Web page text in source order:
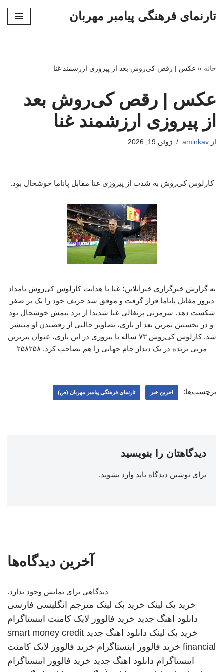
تارنمای فرهنگی پیامبر مهربان
خانه » عکس | رقص کی‌روش بعد از پیروزی ارزشمند غنا
عکس | رقص کی‌روش بعد
از پیروزی ارزشمند غنا
از aminkav ژوئن 19, 2026
کارلوس کی‌روش به شدت از پیروزی غنا مقابل پاناما خوشحال بود.
به گزارش خبرگزاری خبرآنلاین؛ غنا با هدایت کارلوس کی‌روش بامداد
دیروز مقابل پاناما قرار گرفت و موفق شد حریف خود را یک بر صفر
شکست دهد. سرمربی پرتغالی غنا شدیدا از برد تیمش خوشحال بود
و در نخستین تمرین بعد از بازی، تصاویر جالبی از رقصیدن او منتشر
شد. کارلوس کی‌روش ۷۳ ساله با پیروزی در این بازی، عنوان پیرترین
مربی برنده در یک دیدار جام جهانی را هم تصاحب کرد. ۲۵۸۲۵۸
برچسب‌ها: اخرین خبر تارنمای فرهنگی پیامبر مهربان (ص)
دیدگاهتان را بنویسید
برای نوشتن دیدگاه باید وارد بشوید.
آخرین دیدگاه‌ها
دیدگاهی برای نمایش وجود ندارد.
خرید بک لینک خرید بک لینک مترجم انگلیسی فارسی
دانلود اهنگ جدید خرید فالوور لایک کامنت اینستاگرام
خرید بک لینک دانلود اهنگ جدید smart money credit
financial خرید فالوور اینستاگرام خرید فالوور لایک کامنت
اینستاگرام دانلود اهنگ جدید خرید فالوور اینستاگرام